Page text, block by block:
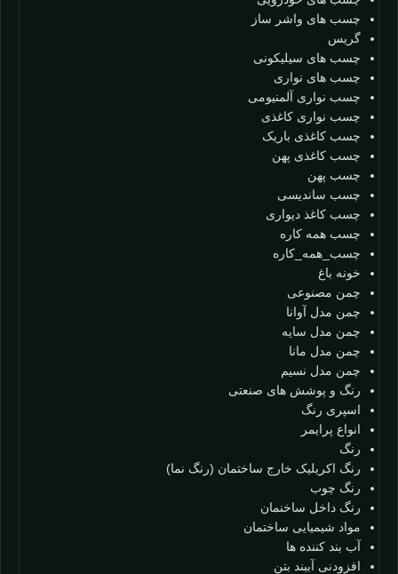
چسب های واشر ساز
گریس
چسب های سیلیکونی
چسب های نواری
چسب نواری آلمنیومی
چسب نواری کاغذی
چسب کاغذی باریک
چسب کاغذی پهن
چسب پهن
چسب ساندیسی
چسب کاغذ دیواری
چسب همه کاره
چسب_همه_کاره
خونه باغ
چمن مصنوعی
چمن مدل آوانا
چمن مدل سایه
چمن مدل مانا
چمن مدل نسیم
رنگ و پوشش های صنعتی
اسپری رنگ
انواع پرایمر
رنگ
رنگ اکریلیک خارج ساختمان (رنگ نما)
رنگ چوب
رنگ داخل ساخنمان
مواد شیمیایی ساختمان
آب بند کننده ها
افزودنی آببند بتن